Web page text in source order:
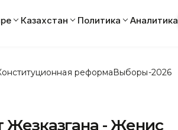
Казахстан Политика Аналитика
реформаВыборы-2026
Жезказгана - Женис